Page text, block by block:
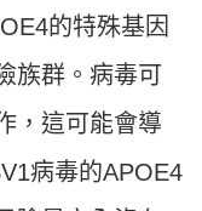
的特殊基因
族群。病毒可
，這可能會導
病毒的APOE4